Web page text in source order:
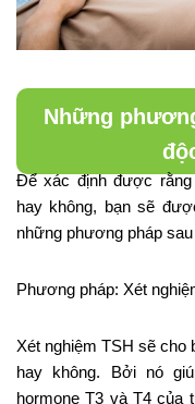
Những
Để xác định được
hay không, bạn sẽ
những phương pháp
Phương pháp: Xét
Xét nghiệm TSH sẽ cho
hay không. Bởi nó
hormone T3 và T4 của